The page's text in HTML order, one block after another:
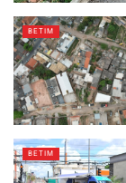
BETIM
BETIM